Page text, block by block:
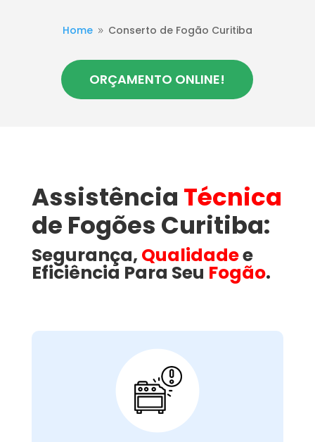
Home 9 Conserto de Fogão Curitiba
ORÇAMENTO ONLINE!
Assistência Técnica
de Fogões Curitiba:
Segurança, Qualidadee
Eficiência Para Seu Fogão.
Queimadores
Entupidos:
Wandertec Curitiba
, realizamos a
profunda e técnica dos queimadores